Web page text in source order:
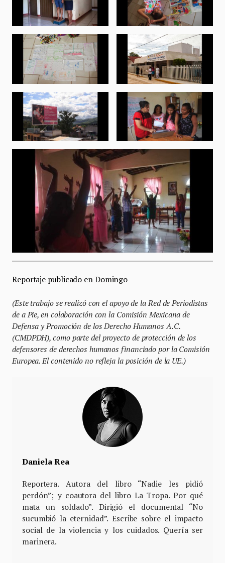
Reportaje publicado en Domingo
(Este trabajo se realizó con el apoyo de la Red de Periodistas
de a Pie, en colaboración con la Comisión Mexicana de
Defensa y Promoción de los Derecho Humanos A.C.
(CMDPDH), como parte del proyecto de protección de los
defensores de derechos humanos financiado por la Comisión
Europea. El contenido no refleja la posición de la UE.)
Daniela Rea
Reportera. Autora del libro “Nadie les pidió
perdón”; y coautora del libro La Tropa. Por qué
mata un soldado”. Dirigió el documental “No
sucumbió la eternidad”. Escribe sobre el impacto
social de la violencia y los cuidados. Quería ser
marinera.